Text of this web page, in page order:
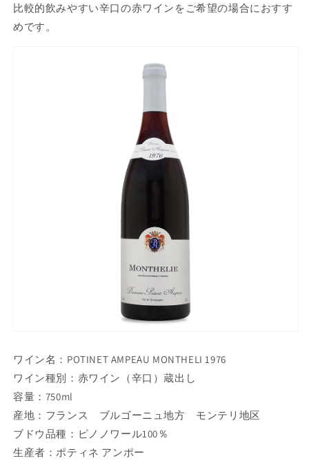
比較的飲みやすい辛口の赤ワインをご希望の場合におすす
めです。
ワイン名：POTINET AMPEAU MONTHELI 1976
ワイン種別：赤ワイン（辛口）蔵出し
容量：750ml
産地：フランス ブルゴーニュ地方 モンテリ地区
ブドウ品種：ピノノワール100％
生産者：ポティネ アンポー